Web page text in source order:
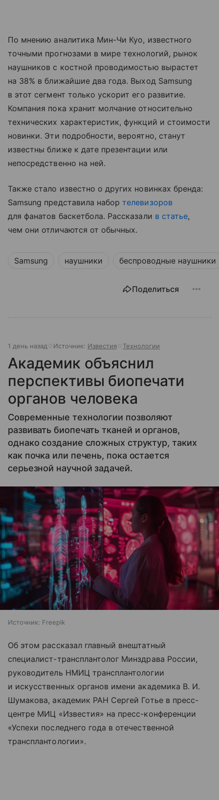
По мнению аналитика Мин-Чи Куо, известного
точными прогнозами в мире технологий, рынок
наушников с костной проводимостью вырастет
на 38% в ближайшие два года. Выход Samsung
в этот сегмент только ускорит его развитие.
Компания пока хранит молчание относительно
технических характеристик, функций и стоимости
новинки. Эти подробности, вероятно, станут
известны ближе к дате презентации или
непосредственно на ней.
Также стало известно о других новинках бренда:
Samsung представила набортелевизоров
для фанатов баскетбола. Рассказали в статье,
чем они отличаются от обычных.
Samsung наушники беспроводные наушники
Поделиться
1 день назад Источник: Известия Технологии
Академик объяснил
перспективы биопечати
органов человека
Современные технологии позволяют
развивать биопечать тканей и органов,
однако создание сложных структур, таких
как почка или печень, пока остается
серьезной научной задачей.
Источник: Freepik
Об этом рассказал главный внештатный
специалист-трансплантолог Минздрава России,
руководитель НМИЦ трансплантологии
и искусственных органов имени академика В. И.
Шумакова, академик РАН Сергей Готье в пресс-
центре МИЦ «Известия» на пресс-конференции
«Успехи последнего года в отечественной
трансплантологии».